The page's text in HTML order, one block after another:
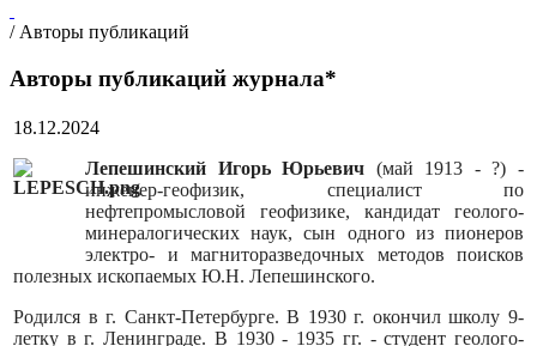
/ Авторы публикаций
Авторы публикаций журнала*
18.12.2024
Лепешинский Игорь Юрьевич (май 1913 - ?) -
инженер-геофизик, специалист по
нефтепромысловой геофизике, кандидат геолого-
минералогических наук, сын одного из пионеров
электро- и магниторазведочных методов поисков
полезных ископаемых Ю.Н. Лепешинского.
Родился в г. Санкт-Петербурге. В 1930 г. окончил школу 9-
летку в г. Ленинграде. В 1930 - 1935 гг. - студент геолого-